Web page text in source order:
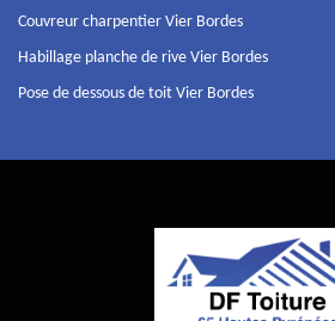
Couvreur charpentier Vier Bordes
Habillage planche de rive Vier Bordes
Pose de dessous de toit Vier Bordes